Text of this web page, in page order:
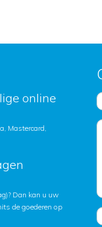
online
Mastercard,
Dan kan u uw
de goederen op